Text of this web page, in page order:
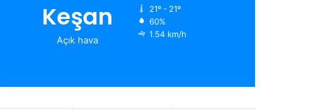
Keşan
Açık hava
21º - 21º
60%
1.54 km/h